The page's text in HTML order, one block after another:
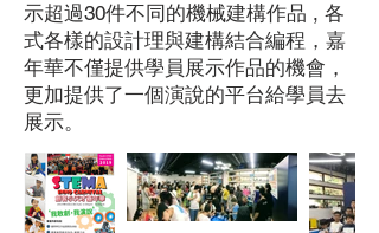
示超過30件不同的機械建構作品 , 各
式各樣的設計理與建構結合編程，嘉
年華不僅提供學員展示作品的機會，
更加提供了一個演說的平台給學員去
展示。​